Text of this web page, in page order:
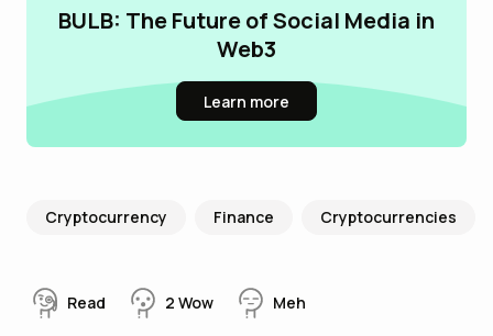
BULB: The Future of Social Media in
Web3
Learn more
Cryptocurrency Finance Cryptocurrencies
Read 2 Wow Meh